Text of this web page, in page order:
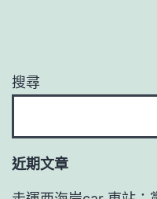
搜尋
近期文章